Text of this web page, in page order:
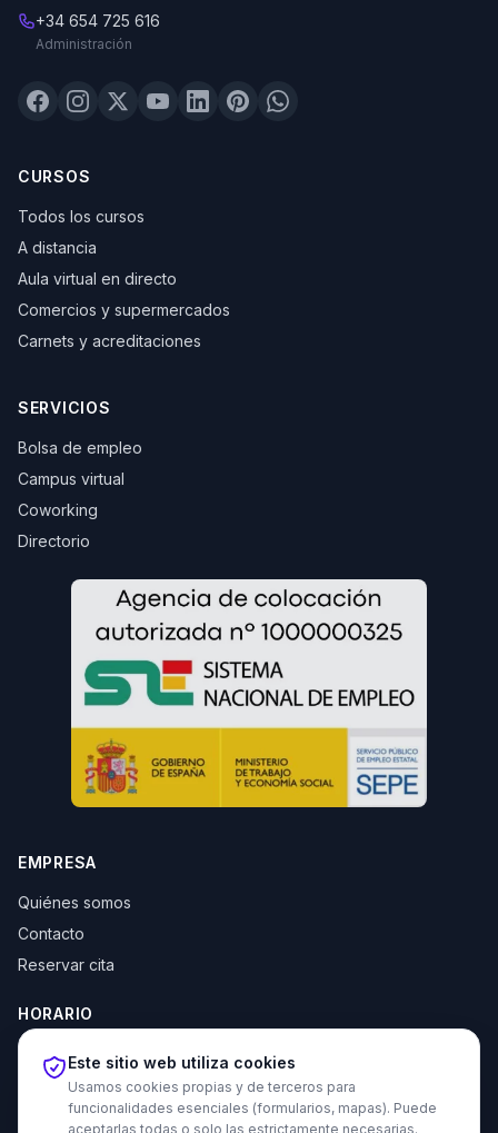
+34 654 725 616
Administración
CURSOS
Todos los cursos
A distancia
Aula virtual en directo
Comercios y supermercados
Carnets y acreditaciones
SERVICIOS
Bolsa de empleo
Campus virtual
Coworking
Directorio
EMPRESA
Quiénes somos
Contacto
Reservar cita
HORARIO
Lun–Jue: 10:00–14:00 y 16:30–20:00
Vie: 10:00–14:00
Este sitio web utiliza cookies
Usamos cookies propias y de terceros para
funcionalidades esenciales (formularios, mapas). Puede
aceptarlas todas o solo las estrictamente necesarias.